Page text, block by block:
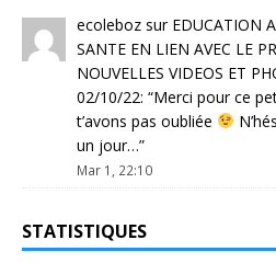
ecoleboz sur EDUCATION
SANTE EN LIEN AVEC LE
NOUVELLES VIDEOS ET
02/10/22: “Merci pour ce
t’avons pas oubliée
un jour…”
Mar 1, 22:10
STATISTIQUES